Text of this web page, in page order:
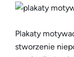
Plakaty
stworzenie